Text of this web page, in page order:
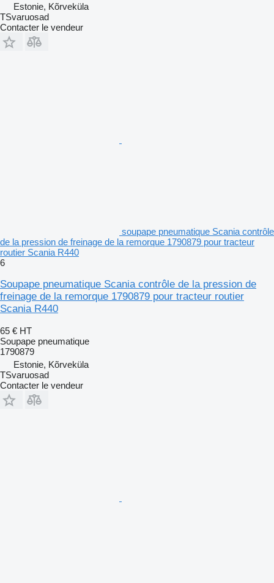
Estonie, Kõrveküla
TSvaruosad
Contacter le vendeur
soupape pneumatique Scania contrôle
de la pression de freinage de la remorque 1790879 pour tracteur
routier Scania R440
6
Soupape pneumatique Scania contrôle de la pression de
freinage de la remorque 1790879 pour tracteur routier
Scania R440
65 € HT
Soupape pneumatique
1790879
Estonie, Kõrveküla
TSvaruosad
Contacter le vendeur